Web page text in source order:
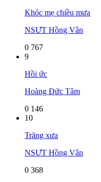
Khóc mẹ chiều mưa
NSƯT Hồng Vân
0 767
9
Hồi ức
Hoàng Đức Tâm
0 146
10
Trăng xưa
NSƯT Hồng Vân
0 368